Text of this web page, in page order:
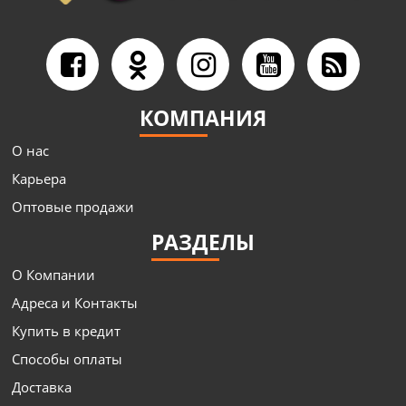
КОМПАНИЯ
О нас
Карьера
Оптовые продажи
РАЗДЕЛЫ
О Компании
Адреса и Контакты
Купить в кредит
Способы оплаты
Доставка